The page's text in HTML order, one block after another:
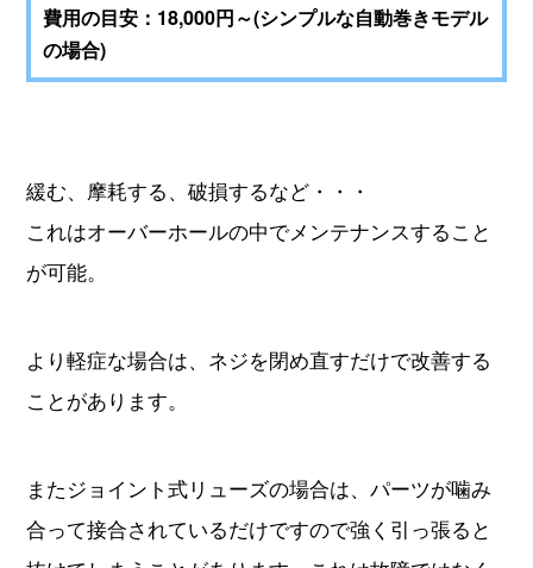
費用の目安：18,000円～(シンプルな自動巻きモデル
の場合)
緩む、摩耗する、破損するなど・・・
これはオーバーホールの中でメンテナンスすること
が可能。
より軽症な場合は、ネジを閉め直すだけで改善する
ことがあります。
またジョイント式リューズの場合は、パーツが噛み
合って接合されているだけですので強く引っ張ると